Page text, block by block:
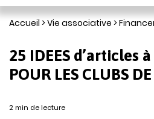
Accueil >Vie associative >
25 IDEES d’articles
POUR LES CLUBS
2 min de lecture